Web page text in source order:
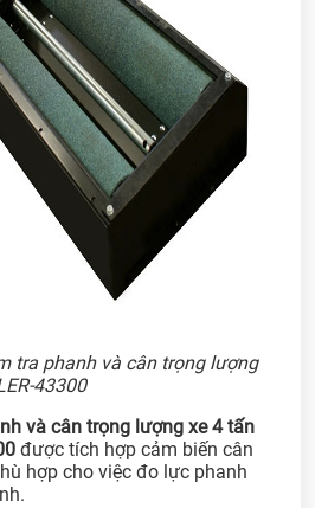
tra phanh và cân trọng lượng
43300
và cân trọng lượng xe 4 tấn
được tích hợp cảm biến cân
hợp cho việc đo lực phanh